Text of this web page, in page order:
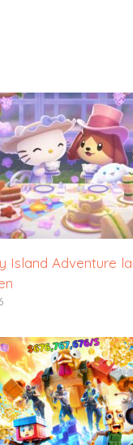
Island Adventure